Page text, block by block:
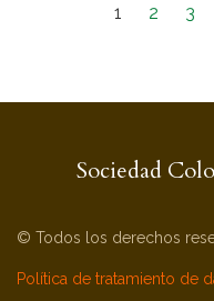
1 2 3
Sociedad
© Todos los derechos
Política de tratamiento de